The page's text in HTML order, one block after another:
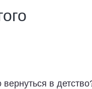
вернуться в